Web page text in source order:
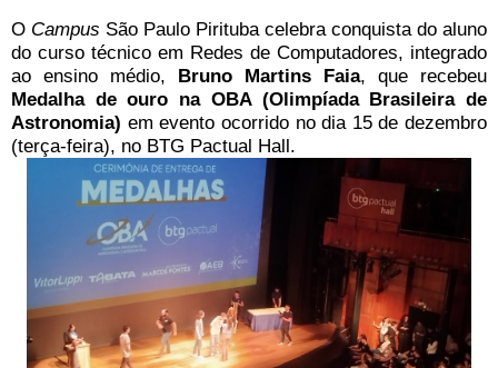
O Campus São Paulo Pirituba celebra conquista do aluno
do curso técnico em Redes de Computadores, integrado
ao ensino médio,
Bruno Martins Faia, que recebeu
Medalha de ouro na OBA (Olimpíada Brasileira de
Astronomia) em evento ocorrido no dia 15 de dezembro
(terça-feira), no BTG Pactual Hall.